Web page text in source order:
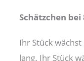
Schätzchen
Ihr Stück
lang. Ihr Stück